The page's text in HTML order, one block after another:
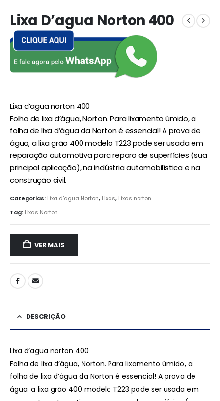
Lixa D’agua Norton 400
Lixa d’agua norton 400
Folha de lixa d’água, Norton. Para lixamento úmido, a
folha de lixa d’água da Norton é essencial! A prova de
água, a lixa grão 400 modelo T223 pode ser usada em
reparação automotiva para reparo de superfícies (sua
principal aplicação), na indústria automobilística e na
construção civil.
Categorias: Lixa d’agua Norton, Lixas, Lixas norton
Tag: Lixas Norton
VER MAIS
DESCRIÇÃO
Lixa d’agua norton 400
Folha de lixa d’água, Norton. Para lixamento úmido, a
folha de lixa d’água da Norton é essencial! A prova de
água, a lixa grão 400 modelo T223 pode ser usada em